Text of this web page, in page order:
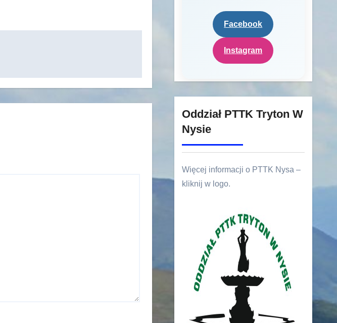
Facebook
Instagram
Oddział PTTK Tryton W
Nysie
Więcej informacji o PTTK Nysa –
kliknij w logo.